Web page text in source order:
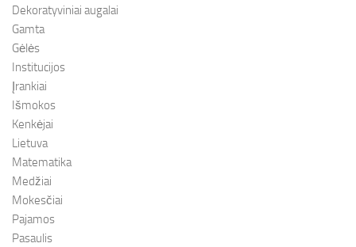
Dekoratyviniai augalai
Gamta
Gėlės
Institucijos
Įrankiai
Išmokos
Kenkėjai
Lietuva
Matematika
Medžiai
Mokesčiai
Pajamos
Pasaulis